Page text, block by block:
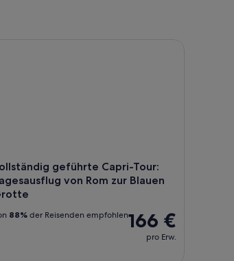
geführte Capri-Tour:
von Rom zur Blauen
166 €
pro Erw.
88% der Reisenden empfohlen